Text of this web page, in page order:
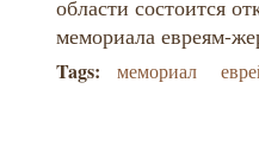
области состоится
мемориала евреям-
Tags: мемориал